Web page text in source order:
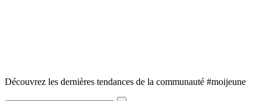
Découvrez les dernières tendances de la communauté #moijeune